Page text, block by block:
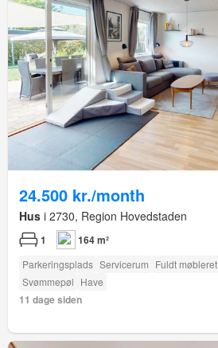
24.500 kr./month
Hus i 2730, Region Hovedstaden
1 164 m²
Parkeringsplads Servicerum Fuldt møbleret
Svømmepøl Have
11 dage siden